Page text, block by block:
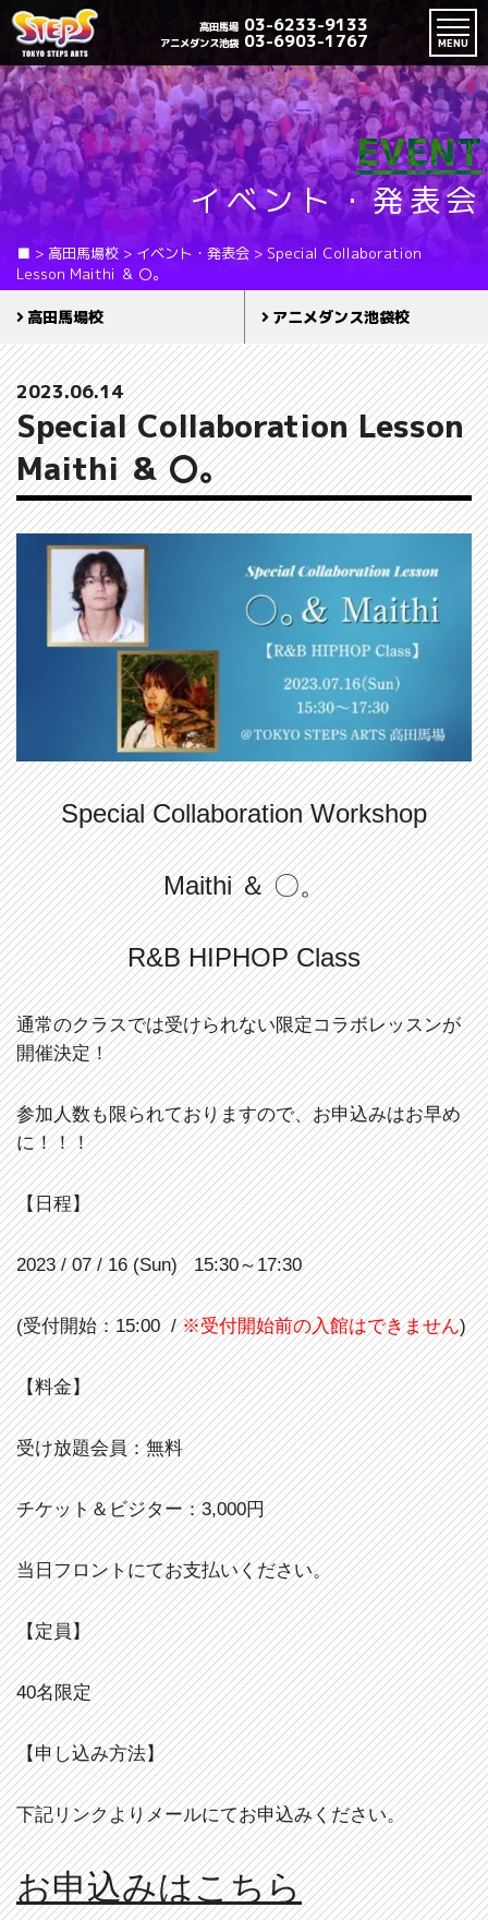
高田馬場 03-6233-9133
アニメダンス池袋 03-6903-1767 MENU
EVENT
イベント・発表会
■ > 高田馬場校 > イベント・発表会 > Special Collaboration
Lesson Maithi ＆ 〇。
高田馬場校 アニメダンス池袋校
2023.06.14
Special Collaboration Lesson
Maithi ＆ 〇。
Special Collaboration Workshop
Maithi ＆ 〇。
R&B HIPHOP Class
通常のクラスでは受けられない限定コラボレッスンが
開催決定！
参加人数も限られておりますので、お申込みはお早め
に！！！
【日程】
2023 / 07 / 16 (Sun) 15:30～17:30
(受付開始：15:00 /※受付開始前の入館はできません)
【料金】
受け放題会員：無料
チケット＆ビジター：3,000円
当日フロントにてお支払いください。
【定員】
40名限定
【申し込み方法】
下記リンクよりメールにてお申込みください。
お申込みはこちら